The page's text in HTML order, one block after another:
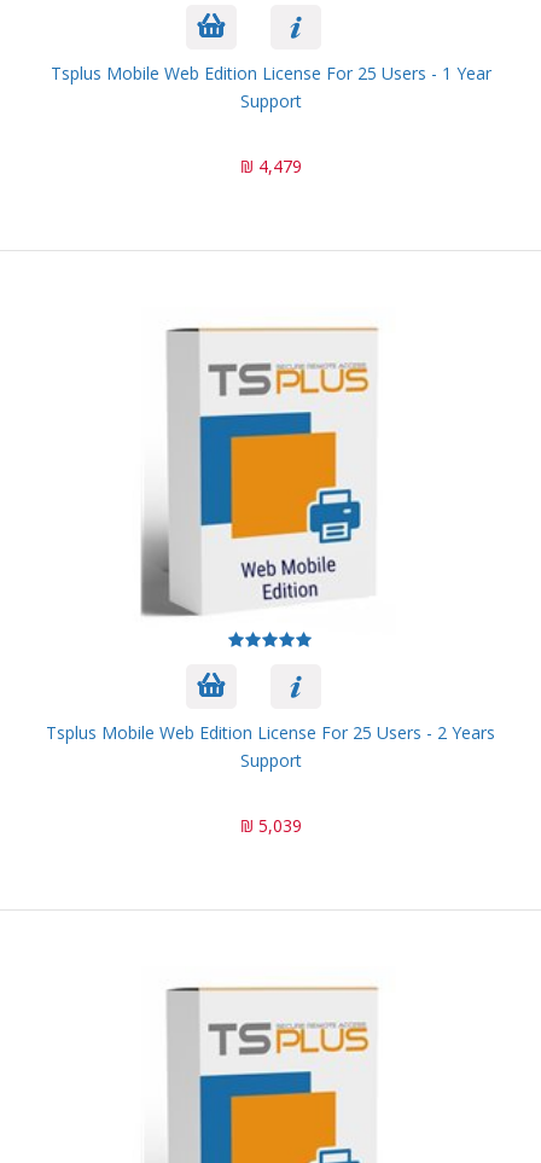
Tsplus Mobile Web Edition License For 25 Users - 1 Year
Support
4,479 ₪
Tsplus Mobile Web Edition License For 25 Users - 2 Years
Support
5,039 ₪